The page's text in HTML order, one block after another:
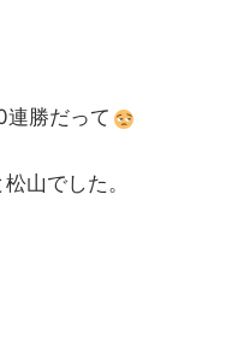
連勝だって
山でした。